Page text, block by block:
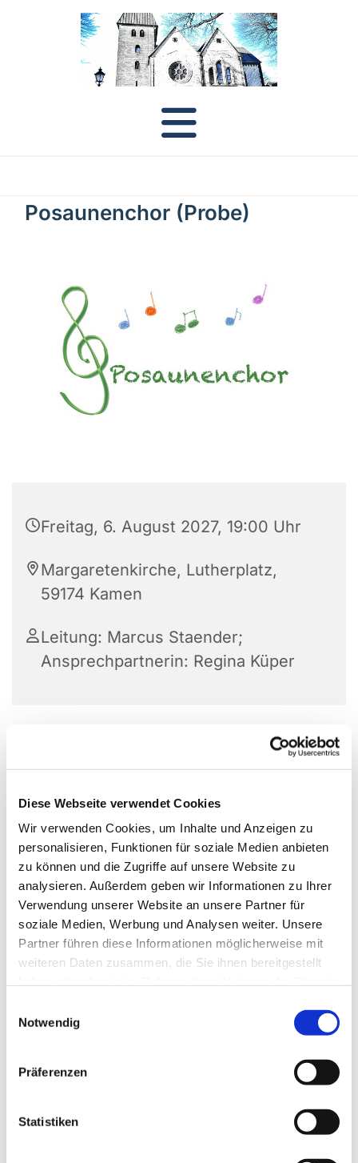
Diese Webseite verwendet Cookies
Wir verwenden Cookies, um Inhalte und Anzeigen zu
personalisieren, Funktionen für soziale Medien anbieten
zu können und die Zugriffe auf unsere Website zu
analysieren. Außerdem geben wir Informationen zu Ihrer
Verwendung unserer Website an unsere Partner für
soziale Medien, Werbung und Analysen weiter. Unsere
Partner führen diese Informationen möglicherweise mit
weiteren Daten zusammen, die Sie ihnen bereitgestellt
Notwendig
Präferenzen
Statistiken
Posaunenchor (Probe)
Freitag, 6. August 2027, 19:00 Uhr
Margaretenkirche, Lutherplatz,
59174 Kamen
Leitung: Marcus Staender;
Ansprechpartnerin: Regina Küper
Dies könnte Sie auch